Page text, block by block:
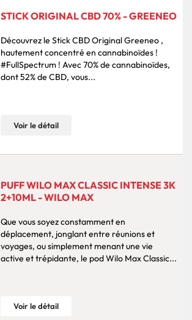
STICK ORIGINAL CBD 70% - GREENEO
Découvrez le Stick CBD Original Greeneo ,
hautement concentré en cannabinoïdes !
#FullSpectrum ! Avec 70% de cannabinoïdes,
dont 52% de CBD, vous...
Voir le détail
PUFF WILO MAX CLASSIC INTENSE 3K
2+10ML - WILO MAX
Que vous soyez constamment en
déplacement, jonglant entre réunions et
voyages, ou simplement menant une vie
active et trépidante, le pod Wilo Max Classic...
Voir le détail